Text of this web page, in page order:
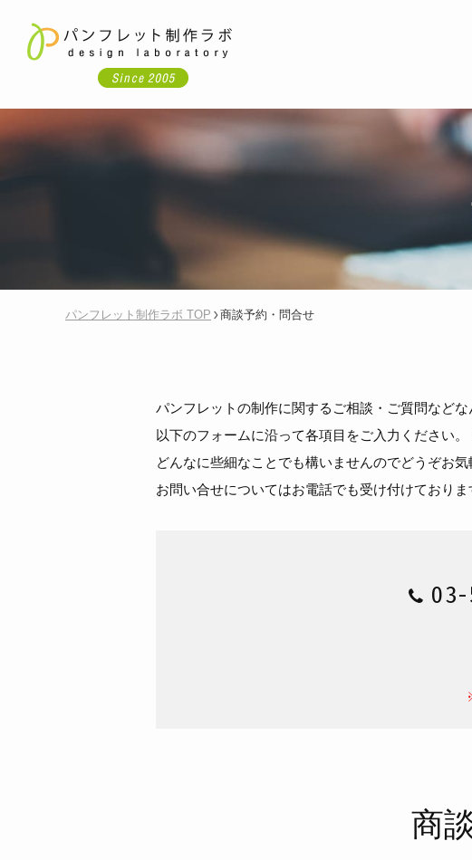
パンフレット制作ラボ TOP 商談予約・問合せ
パンフレットの制作に関するご相談・ご質問などな
以下のフォームに沿って各項目をご入力ください
どんなに些細なことでも構いませんのでどうぞお気
お問い合せについてはお電話でも受け付けておりま
03-
商